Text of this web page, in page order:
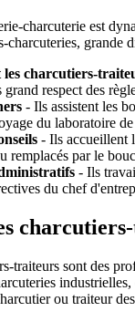
charcuterie est
charcuteries, grande
les charcutiers-
grand respect des
- Ils assistent les
du laboratoire
- Ils accueillent
remplacés par le
- Ils
du chef
traiteurs sont des
ou traiteur